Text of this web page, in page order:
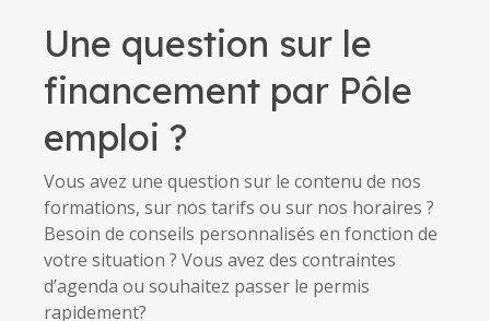
Une question sur le
financement par Pôle
emploi ?
Vous avez une question sur le contenu de nos
formations, sur nos tarifs ou sur nos horaires ?
Besoin de conseils personnalisés en fonction de
votre situation ? Vous avez des contraintes
d’agenda ou souhaitez passer le permis
rapidement?